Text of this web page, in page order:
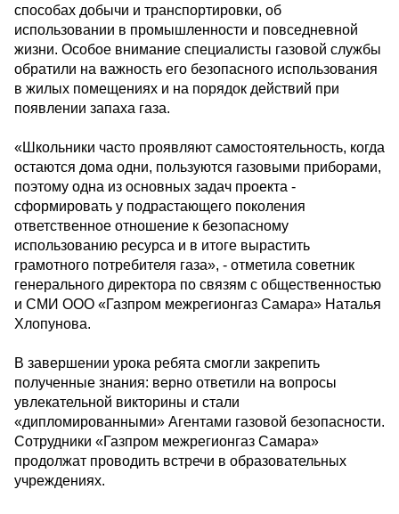
способах добычи и транспортировки, об
использовании в промышленности и повседневной
жизни. Особое внимание специалисты газовой службы
обратили на важность его безопасного использования
в жилых помещениях и на порядок действий при
появлении запаха газа.
«Школьники часто проявляют самостоятельность, когда
остаются дома одни, пользуются газовыми приборами,
поэтому одна из основных задач проекта -
сформировать у подрастающего поколения
ответственное отношение к безопасному
использованию ресурса и в итоге вырастить
грамотного потребителя газа», - отметила советник
генерального директора по связям с общественностью
и СМИ ООО «Газпром межрегионгаз Самара» Наталья
Хлопунова.
В завершении урока ребята смогли закрепить
полученные знания: верно ответили на вопросы
увлекательной викторины и стали
«дипломированными» Агентами газовой безопасности.
Сотрудники «Газпром межрегионгаз Самара»
продолжат проводить встречи в образовательных
учреждениях.